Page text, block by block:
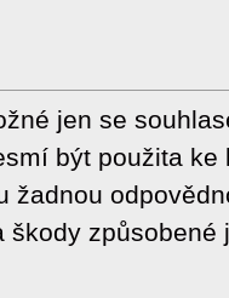
jen se
být použita
žadnou
škody způsobené